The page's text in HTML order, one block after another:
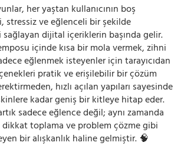
her yaştan kullanıcının boş
stressiz ve eğlenceli bir şekilde
dijital içeriklerin başında gelir.
içinde kısa bir mola vermek, zihni
eğlenmek isteyenler için tarayıcıdan
pratik ve erişilebilir bir çözüm
hızlı açılan yapıları sayesinde
kadar geniş bir kitleye hitap eder.
sadece eğlence değil; aynı zamanda
toplama ve problem çözme gibi
bir alışkanlık haline gelmiştir. 🧠